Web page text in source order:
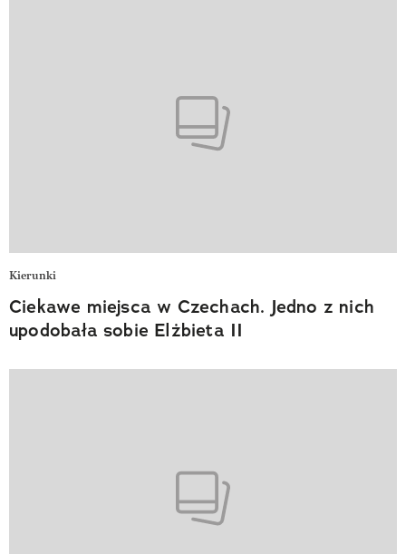
Kierunki
Ciekawe miejsca w Czechach. Jedno z nich
upodobała sobie Elżbieta II